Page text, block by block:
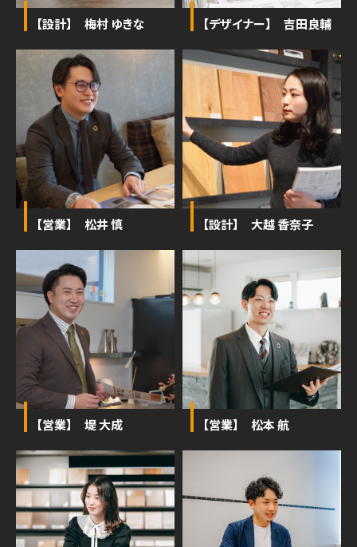
【設計】 梅村 ゆきな 【デザイナー】 吉田良輔
【営業】 松井 慎 【設計】 大越 香奈子
【営業】 堤 大成 【営業】 松本 航